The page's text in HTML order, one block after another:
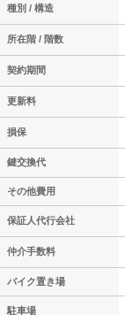
種別 / 構造
所在階 / 階数
契約期間
更新料
損保
鍵交換代
その他費用
保証人代行会社
仲介手数料
バイク置き場
駐車場